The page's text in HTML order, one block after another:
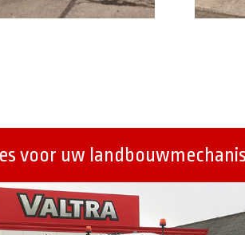
voor uw